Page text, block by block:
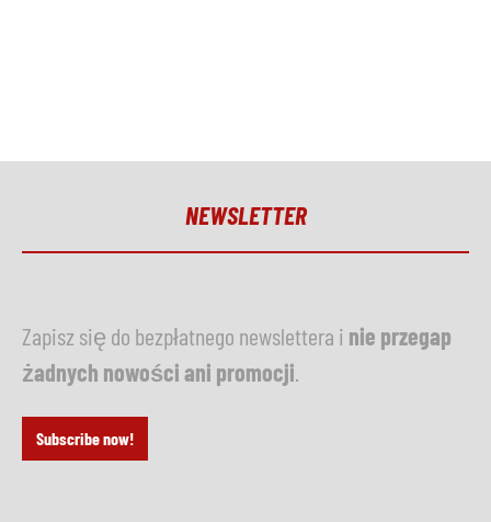
NEWSLETTER
Zapisz się do bezpłatnego newslettera i nie przegap
żadnych nowości ani promocji
Subscribe now!